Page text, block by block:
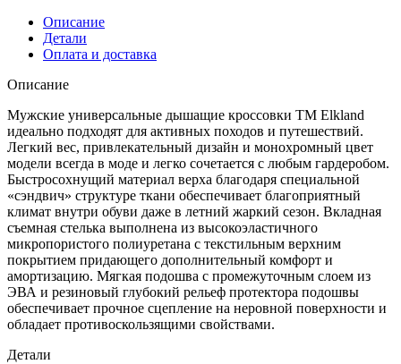
Описание
Детали
Оплата и доставка
Описание
Мужские универсальные дышащие кроссовки TM Elkland
идеально подходят для активных походов и путешествий.
Легкий вес, привлекательный дизайн и монохромный цвет
модели всегда в моде и легко сочетается с любым гардеробом.
Быстросохнущий материал верха благодаря специальной
«сэндвич» структуре ткани обеспечивает благоприятный
климат внутри обуви даже в летний жаркий сезон. Вкладная
съемная стелька выполнена из высокоэластичного
микропористого полиуретана с текстильным верхним
покрытием придающего дополнительный комфорт и
амортизацию. Мягкая подошва с промежуточным слоем из
ЭВА и резиновый глубокий рельеф протектора подошвы
обеспечивает прочное сцепление на неровной поверхности и
обладает противоскользящими свойствами.
Детали